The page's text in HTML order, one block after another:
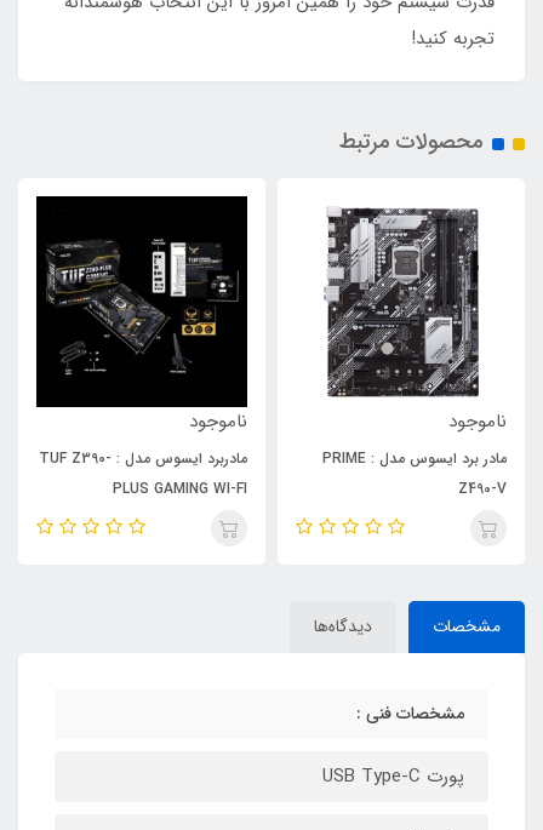
تجربه کنید!
محصولات مرتبط
ناموجود
مادر برد ایسوس مدل : PRIME
Z490-V
ناموجود
مادربرد ایسوس مدل : TUF Z390-
PLUS GAMING WI-FI
مشخصات دیدگاه‌ها
مشخصات فنی :
پورت USB Type-C